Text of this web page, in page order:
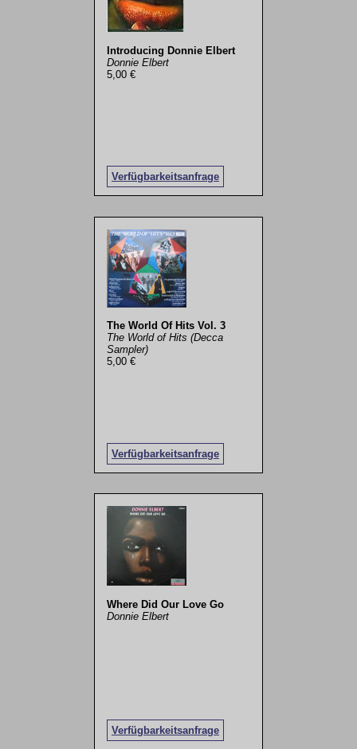
Introducing Donnie Elbert
Donnie Elbert
5,00 €
Verfügbarkeitsanfrage
The World Of Hits Vol. 3
The World of Hits (Decca
Sampler)
5,00 €
Verfügbarkeitsanfrage
Where Did Our Love Go
Donnie Elbert
Verfügbarkeitsanfrage